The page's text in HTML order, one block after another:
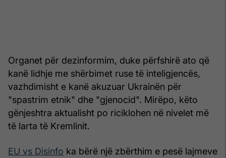
Organet për dezinformim, duke përfshirë ato që
kanë lidhje me shërbimet ruse të inteligjencës,
vazhdimisht e kanë akuzuar Ukrainën për
"spastrim etnik" dhe "gjenocid". Mirëpo, këto
gënjeshtra aktualisht po riciklohen në nivelet më
të larta të Kremlinit.
EU vs Disinfo ka bërë një zbërthim e pesë lajmeve